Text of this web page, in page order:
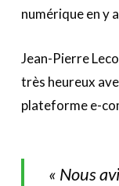
numérique en y
Jean-Pierre
très heureux
plateforme e-
« Nous